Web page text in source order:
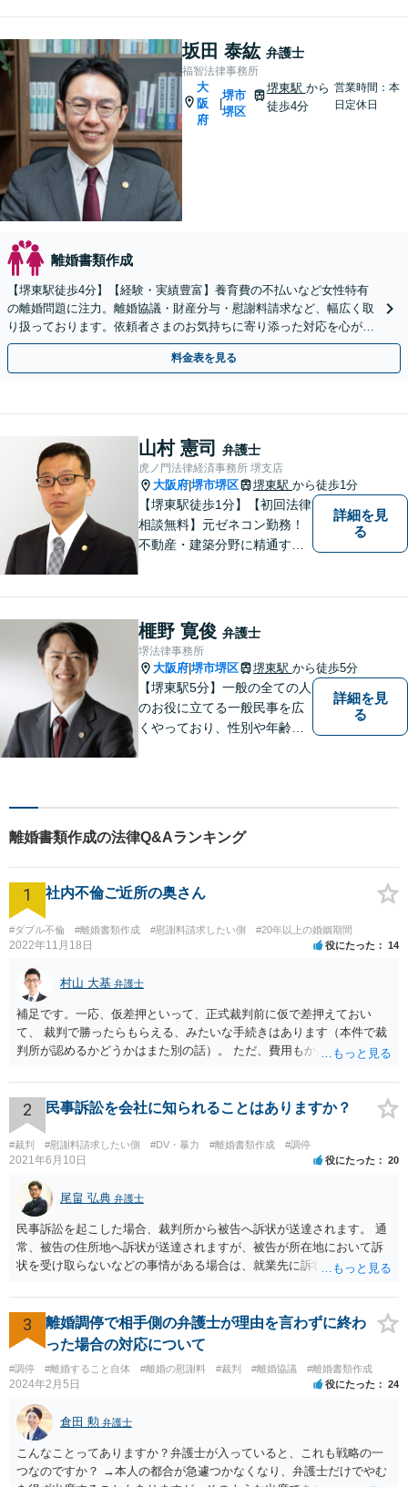
坂田 泰紘 弁護士
福智法律事務所
大
阪
府
堺市
堺区
堺東駅 から
徒歩4分
営業時間：本
日定休日
離婚書類作成
【堺東駅徒歩4分】【経験・実績豊富】養育費の不払いなど女性特有
の離婚問題に注力。離婚協議・財産分与・慰謝料請求など、幅広く取
り扱っております。依頼者さまのお気持ちに寄り添った対応を心がけ
ます。【夜間・休日対応可能】【完全個室完備】
料金表を見る
山村 憲司 弁護士
虎ノ門法律経済事務所 堺支店
大阪府 堺市堺区 堺東駅 から徒歩1分
【堺東駅徒歩1分】【初回法律
相談無料】元ゼネコン勤務！
不動産・建築分野に精通する
す！全国の支店ネットワーク
を活かし、迅速な解決を目指
します。【夜間土日祝可】
詳細を見
る
榧野 寛俊 弁護士
堺法律事務所
大阪府 堺市堺区 堺東駅 から徒歩5分
【堺東駅5分】一般の全ての人
のお役に立てる一般民事を広
くやっており、性別や年齢を
摯に寄り添い、困難な問題に
も粘り強く対峙して、信頼を
積み重ねていきたいと考えて
います。
詳細を見
る
離婚書類作成の法律Q&Aランキング
1 社内不倫ご近所の奥さん
#ダブル不倫 #離婚書類作成 #慰謝料請求したい側 #20年以上の婚姻期間
2022年11月18日 役にたった 14
村山 大基 弁護士
補足です。一応、仮差押といって、正式裁判前に仮で差押えておい
て、 裁判で勝ったらもらえる、みたいな手続きはあります（本件で裁
判所が認めるかどうかはまた別の話）。 ただ、費用もかかりますし、
のであれば、 面談相談に行って詳しく話を聞いてみましょう。
2 民事訴訟を会社に知られることはありますか？
#裁判 #慰謝料請求したい側 #DV・暴力 #離婚書類作成 #調停
2021年6月10日 役にたった 20
尾畠 弘典 弁護士
民事訴訟を起こした場合、裁判所から被告へ訴状が送達されます。 通
常、被告の住所地へ訴状が送達されますが、被告が所在地において訴
状を受け取らないなどの事情がある場合は、就業先に訴状が送達され
題となっているケースや、目撃者として就業先の従業員がおり、目撃
者に証言してもらうことが必要になるケースなどでは、裁判の追行
上、就業先に協力を仰がなければならない場合や、就業先の従業員に
協力を仰がなければならない場合があります。 また、仮に訴訟におい
ていくらかの賠償が認められたとして、被告がこれを任意に支払わな
い場合は、強制執行を申し立てることで債権の回収を図ることができ
ます。 例えば、被告の給料を差し押さえる場合には、裁判所から被告
の就業先に文書が送付されますので、訴訟が起こったことを事後的に
就業先が覚知することになります。 警察への被害届の提出というの
は、必須ではありません。 ただ、当然ながら強制わいせつを行ったこ
との証拠がなければ、民事訴訟で勝訴することはできません。
3
離婚調停で相手側の弁護士が理由を言わずに終わ
った場合の対応について
#調停 #離婚すること自体 #離婚の慰謝料 #裁判 #離婚協議 #離婚書類作成
2024年2月5日 役にたった 24
倉田 勲 弁護士
こんなことってありますか？弁護士が入っていると、これも戦略の一
つなのですか？ →本人の都合が急遽つかなくなり、弁護士だけでやむ